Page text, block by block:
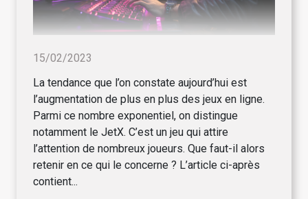
15/02/2023
La tendance que l’on constate aujourd’hui est
l’augmentation de plus en plus des jeux en ligne.
Parmi ce nombre exponentiel, on distingue
notamment le JetX. C’est un jeu qui attire
l’attention de nombreux joueurs. Que faut-il alors
retenir en ce qui le concerne ? L’article ci-après
contient...